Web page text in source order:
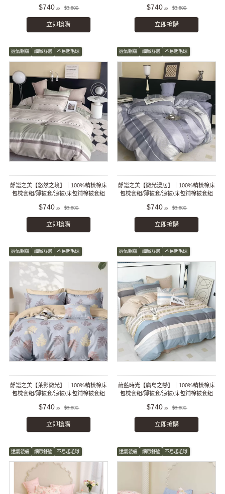
$740 $3,800
立即搶購
$740 $3,800
立即搶購
透氣親膚 細緻舒適 不易起毛球
靜謐之美【悠然之境】｜100%精梳棉床
包枕套組/薄被套/涼被/床包鋪棉被套組
$740 $3,800
立即搶購
透氣親膚 細緻舒適 不易起毛球
靜謐之美【微光漫居】｜100%精梳棉床
包枕套組/薄被套/涼被/床包鋪棉被套組
$740 $3,800
立即搶購
透氣親膚 細緻舒適 不易起毛球
靜謐之美【葉影微光】｜100%精梳棉床
包枕套組/薄被套/涼被/床包鋪棉被套組
$740 $3,800
立即搶購
透氣親膚 細緻舒適 不易起毛球
蔚藍時光【廣島之戀】｜100%精梳棉床
包枕套組/薄被套/涼被/床包鋪棉被套組
$740 $3,800
立即搶購
透氣親膚 細緻舒適 不易起毛球 透氣親膚 細緻舒適 不易起毛球